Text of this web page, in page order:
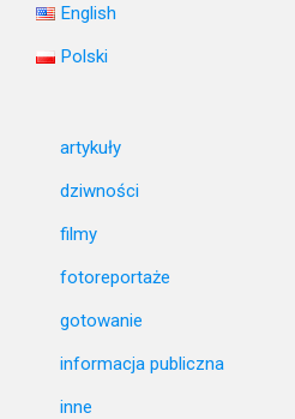
English
Polski
artykuły
dziwności
filmy
fotoreportaże
gotowanie
informacja publiczna
inne